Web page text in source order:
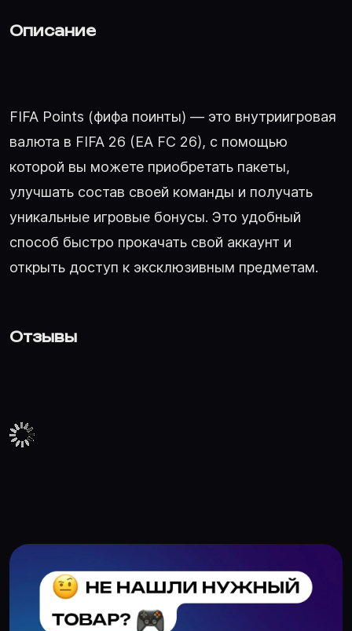
Описание
FIFA Points (фифа поинты) — это внутриигровая
валюта в FIFA 26 (EA FC 26), с помощью
которой вы можете приобретать пакеты,
улучшать состав своей команды и получать
уникальные игровые бонусы. Это удобный
способ быстро прокачать свой аккаунт и
открыть доступ к эксклюзивным предметам.
Отзывы